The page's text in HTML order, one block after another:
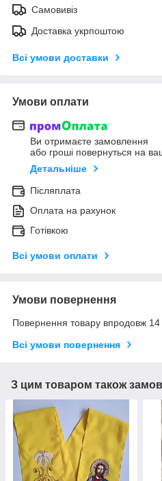
Самовивіз
Доставка укрпоштою
Всі умови доставки
Умови оплати
Ви отримаєте замовлення
або гроші повернуться на
Детальніше
Післяплата
Оплата на рахунок
Готівкою
Всі умови оплати
Умови повернення
Повернення товару впродовж 14
Всі умови повернення
З цим товаром також